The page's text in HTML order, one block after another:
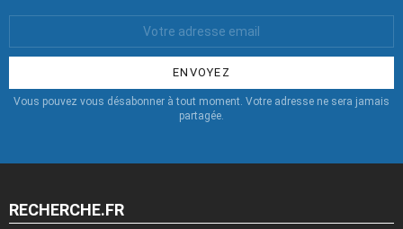
:
Vous pouvez vous désabonner à tout moment. Votre adresse ne sera jamais
partagée.
RECHERCHE.FR